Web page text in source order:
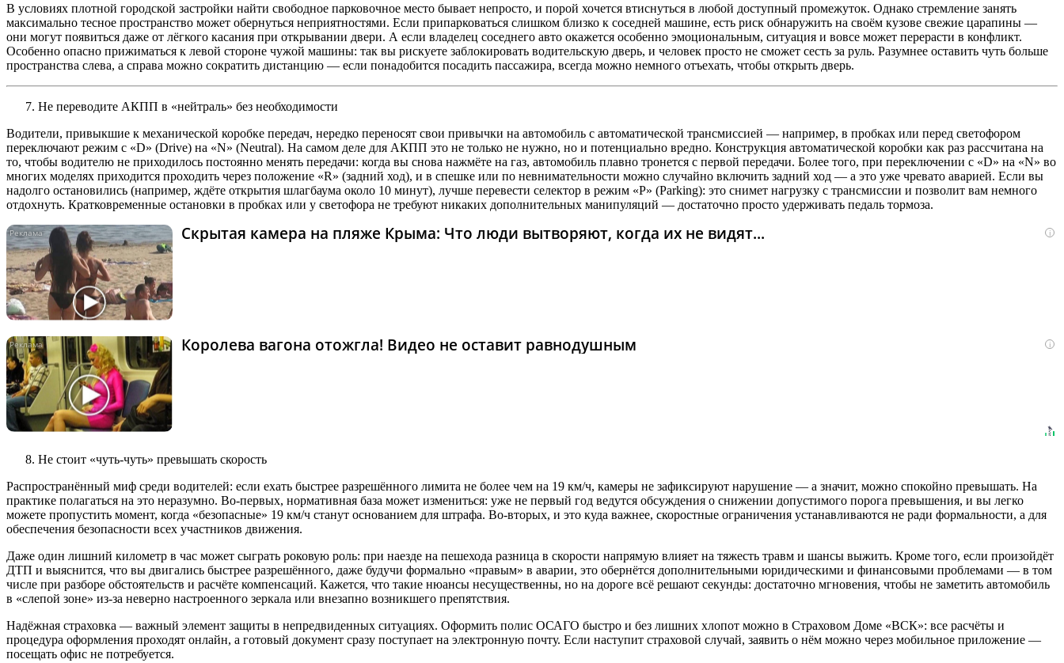
В условиях плотной городской застройки найти свободное парковочное место бывает непросто, и порой хочется втиснуться в любой доступный промежуток. Однако стремление занять
максимально тесное пространство может обернуться неприятностями. Если припарковаться слишком близко к соседней машине, есть риск обнаружить на своём кузове свежие царапины —
они могут появиться даже от лёгкого касания при открывании двери. А если владелец соседнего авто окажется особенно эмоциональным, ситуация и вовсе может перерасти в конфликт.
Особенно опасно прижиматься к левой стороне чужой машины: так вы рискуете заблокировать водительскую дверь, и человек просто не сможет сесть за руль. Разумнее оставить чуть больше
пространства слева, а справа можно сократить дистанцию — если понадобится посадить пассажира, всегда можно немного отъехать, чтобы открыть дверь.
Не переводите АКПП в «нейтраль» без необходимости
Водители, привыкшие к механической коробке передач, нередко переносят свои привычки на автомобиль с автоматической трансмиссией — например, в пробках или перед светофором
переключают режим с «D» (Drive) на «N» (Neutral). На самом деле для АКПП это не только не нужно, но и потенциально вредно. Конструкция автоматической коробки как раз рассчитана на
то, чтобы водителю не приходилось постоянно менять передачи: когда вы снова нажмёте на газ, автомобиль плавно тронется с первой передачи. Более того, при переключении с «D» на «N» во
многих моделях приходится проходить через положение «R» (задний ход), и в спешке или по невнимательности можно случайно включить задний ход — а это уже чревато аварией. Если вы
надолго остановились (например, ждёте открытия шлагбаума около 10 минут), лучше перевести селектор в режим «P» (Parking): это снимет нагрузку с трансмиссии и позволит вам немного
отдохнуть. Кратковременные остановки в пробках или у светофора не требуют никаких дополнительных манипуляций — достаточно просто удерживать педаль тормоза.
i
Скрытая камера на пляже Крыма: Что люди вытворяют, когда их не видят...
i
Королева вагона отожгла! Видео не оставит равнодушным
Не стоит «чуть‑чуть» превышать скорость
Распространённый миф среди водителей: если ехать быстрее разрешённого лимита не более чем на 19 км/ч, камеры не зафиксируют нарушение — а значит, можно спокойно превышать. На
практике полагаться на это неразумно. Во‑первых, нормативная база может измениться: уже не первый год ведутся обсуждения о снижении допустимого порога превышения, и вы легко
можете пропустить момент, когда «безопасные» 19 км/ч станут основанием для штрафа. Во‑вторых, и это куда важнее, скоростные ограничения устанавливаются не ради формальности, а для
обеспечения безопасности всех участников движения.
Даже один лишний километр в час может сыграть роковую роль: при наезде на пешехода разница в скорости напрямую влияет на тяжесть травм и шансы выжить. Кроме того, если произойдёт
ДТП и выяснится, что вы двигались быстрее разрешённого, даже будучи формально «правым» в аварии, это обернётся дополнительными юридическими и финансовыми проблемами — в том
числе при разборе обстоятельств и расчёте компенсаций. Кажется, что такие нюансы несущественны, но на дороге всё решают секунды: достаточно мгновения, чтобы не заметить автомобиль
в «слепой зоне» из‑за неверно настроенного зеркала или внезапно возникшего препятствия.
Надёжная страховка — важный элемент защиты в непредвиденных ситуациях. Оформить полис ОСАГО быстро и без лишних хлопот можно в Страховом Доме «ВСК»: все расчёты и
процедура оформления проходят онлайн, а готовый документ сразу поступает на электронную почту. Если наступит страховой случай, заявить о нём можно через мобильное приложение —
посещать офис не потребуется.